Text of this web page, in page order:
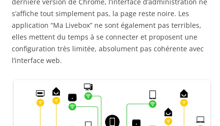
s’affiche tout simplement pas, la page reste noire. Les
application “Ma Livebox” ne sont également pas terribles,
elles mettent du temps à se connecter et proposent une
configuration très limitée, absolument pas cohérente avec
l’interface web.